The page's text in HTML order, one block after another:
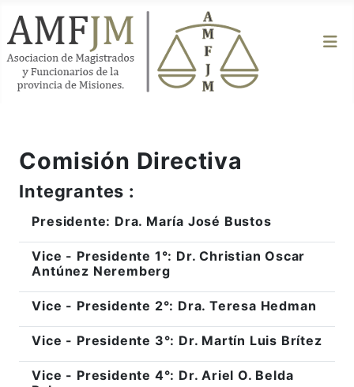
Comisión Directiva
Integrantes :
Presidente: Dra. María José Bustos
Vice - Presidente 1°: Dr. Christian Oscar
Antúnez Neremberg
Vice - Presidente 2°: Dra. Teresa Hedman
Vice - Presidente 3°: Dr. Martín Luis Brítez
Vice - Presidente 4°: Dr. Ariel O. Belda